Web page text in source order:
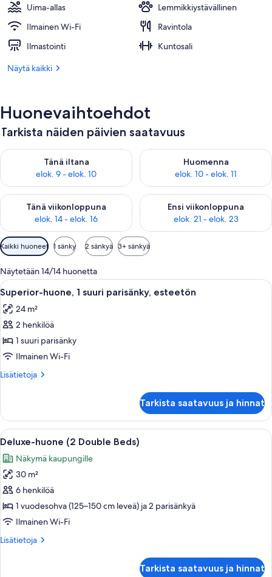
Aulan oleskelutila
Uima-allas
Lemmikkiystävällinen
Ilmainen Wi-Fi
Ravintola
Ilmastointi
Kuntosali
Näytä kaikki
Huonevaihtoehdot
Tarkista näiden päivien saatavuus
Tänä iltana
elok. 9 - elok. 10
Tarkista tämän illan saatavuus elok. 9 - elok. 10
Huomenna
elok. 10 - elok. 11
Tarkista huomisen saatavuus
Tänä viikonloppuna
elok. 14 - elok. 16
Tarkista tämän viikonlopun saatavuus elok. 14 - elok. 16
Ensi viikonloppuna
elok. 21 - elok. 23
Tarkista ensi viikonlopun
Huoneille
saatavilla
olevia
suodattimia
Kaikki huoneet 1 sänky 2 sänkyä 3+ sänkyä
Näytetään 14/14 huonetta
Avaa
kaikki
huonetyypin
Superior-
huone,
1
suuri
parisänky,
kuvat
Hotellihuone, jossa on sänky, tuoli,
7
Superior-huone, 1 suuri parisänky, esteetön
24 m²
2 henkilöä
1 suuri parisänky
Ilmainen Wi-Fi
Lisätietoja
Lisätietoja
1
suuri
parisänky,
Tarkista saatavuus ja hinnat
Avaa
kaikki
huonetyypin
Deluxe-
huone
(2
Double
kuvat
Hotellihuone, jossa on kaksi sänkyä,
7
Deluxe-huone (2 Double Beds)
Näkymä kaupungille
30 m²
6 henkilöä
1 vuodesohva (125–150 cm leveä) ja 2 parisänkyä
Ilmainen Wi-Fi
Lisätietoja
Lisätietoja
Tarkista saatavuus ja hinnat